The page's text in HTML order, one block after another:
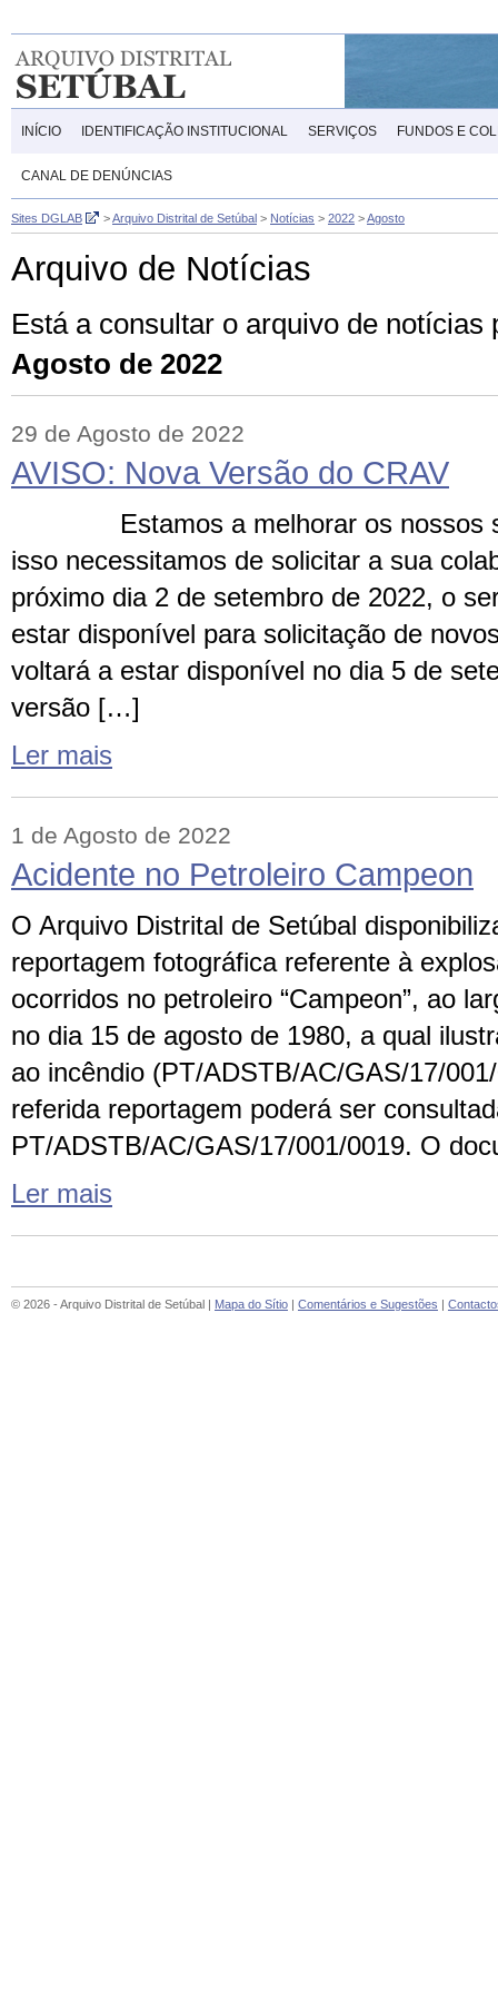
INÍCIO IDENTIFICAÇÃO INSTITUCIONAL SERVIÇOS FUNDOS E
CANAL DE DENÚNCIAS
Sites DGLAB >Arquivo Distrital de Setúbal > Notícias > 2022 >Agosto
Arquivo de Notícias
Está a consultar o arquivo de notícias
Agosto de 2022
29 de Agosto de 2022
AVISO: Nova Versão do CRAV
Estamos a melhorar os nossos
isso necessitamos de solicitar a sua
próximo dia 2 de setembro de 2022, o
estar disponível para solicitação de
voltará a estar disponível no dia 5 de
versão […]
Ler mais
1 de Agosto de 2022
Acidente no Petroleiro Campeon
O Arquivo Distrital de Setúbal
reportagem fotográfica referente à
ocorridos no petroleiro “Campeon”, ao
no dia 15 de agosto de 1980, a qual
ao incêndio (PT/ADSTB/AC/GAS/17/
referida reportagem poderá ser
PT/ADSTB/AC/GAS/17/001/0019. O
Ler mais
© 2026 - Arquivo Distrital de Setúbal | Mapa do Sítio | Comentários e Sugestões |